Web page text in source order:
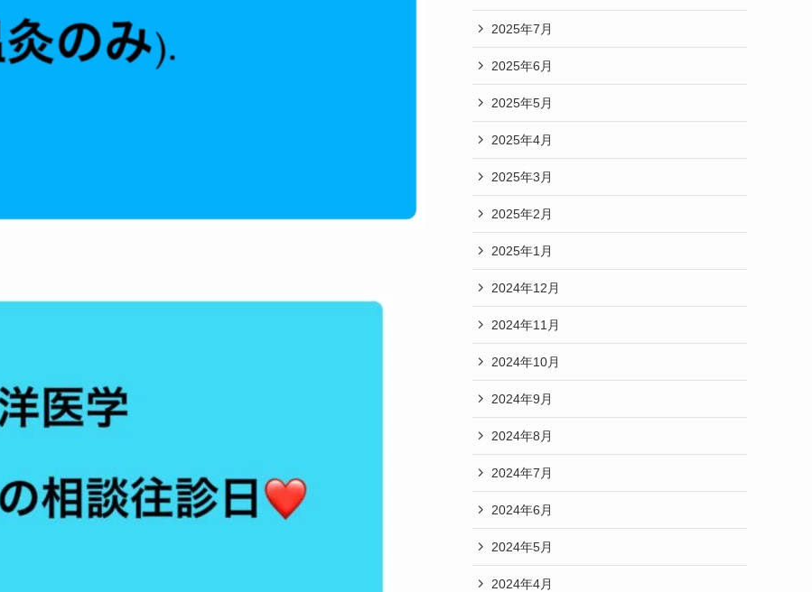
2025年7月
2025年6月
2025年5月
2025年4月
2025年3月
2025年2月
2025年1月
2024年12月
2024年11月
2024年10月
2024年9月
2024年8月
2024年7月
2024年6月
2024年5月
2024年4月